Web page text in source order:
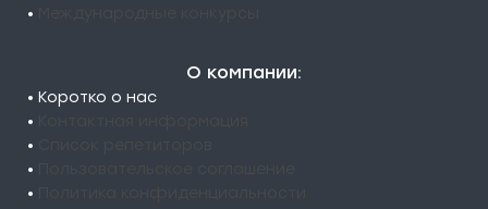
•
О компании:
• Коротко о нас
•
•
•
•